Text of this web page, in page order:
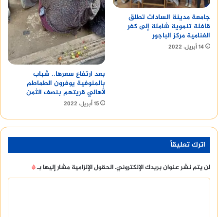
جامعة مدينة السادات تطلق
قافلة تنموية شاملة إلى كفر
الغنامية مركز الباجور
14 أبريل، 2022
بعد ارتفاع سعرها.. شباب
بالمنوفية يوفرون الطماطم
لأهالي قريتهم بنصف الثمن
15 أبريل، 2022
اترك تعليقاً
لن يتم نشر عنوان بريدك الإلكتروني.الحقول الإلزامية مشار إليها بـ*